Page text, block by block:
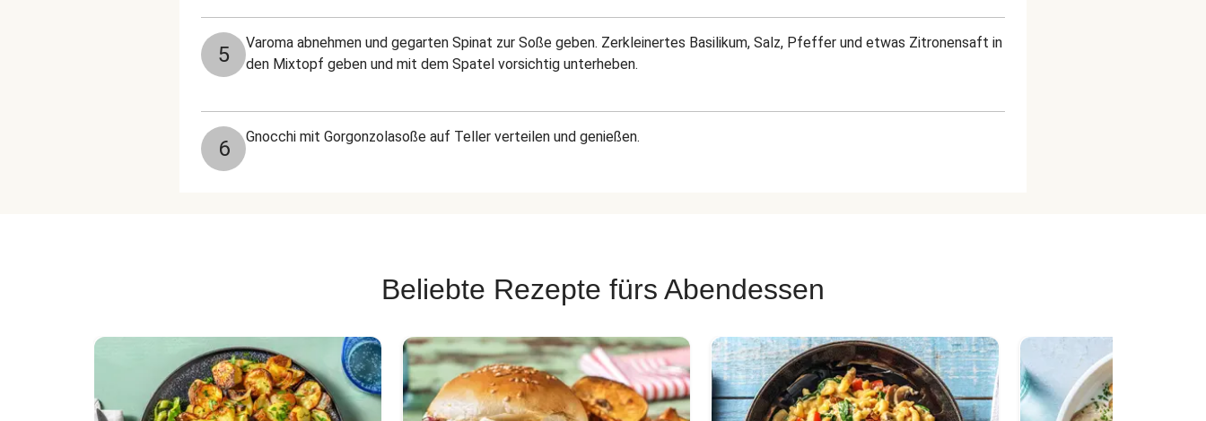
5
Varoma abnehmen und gegarten Spinat zur Soße geben. Zerkleinertes Basilikum, Salz, Pfeffer und etwas Zitronensaft in
den Mixtopf geben und mit dem Spatel vorsichtig unterheben.
6 Gnocchi mit Gorgonzolasoße auf Teller verteilen und genießen.
Beliebte Rezepte fürs Abendessen